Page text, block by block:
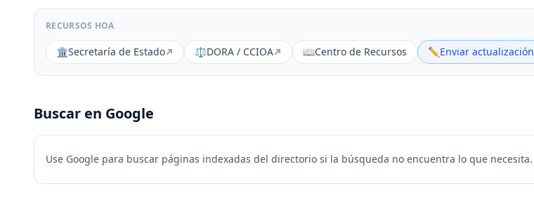
RECURSOS HOA
🏛️Secretaría de Estado ⚖️DORA / CCIOA 📖Centro de Recursos ✏️Enviar actualización
Buscar en Google
Use Google para buscar páginas indexadas del directorio si la búsqueda no encuentra lo que necesita.